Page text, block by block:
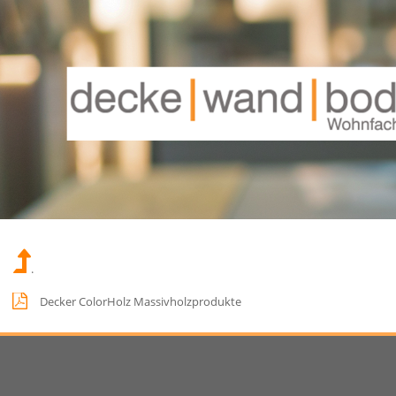
.
Decker ColorHolz Massivholzprodukte